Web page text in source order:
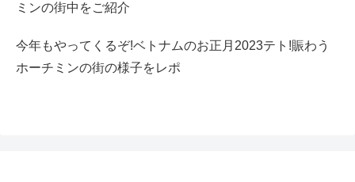
ミンの街中をご紹介
今年もやってくるぞ!ベトナムのお正月2023テト!賑わう
ホーチミンの街の様子をレポ